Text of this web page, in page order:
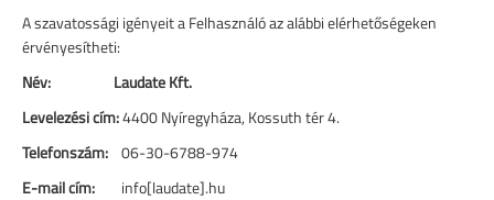
A szavatossági igényeit a Felhasználó az alábbi elérhetőségeken
érvényesítheti:
Név: Laudate Kft.
Levelezési cím:4400 Nyíregyháza, Kossuth tér 4.
Telefonszám: 06-30-6788-974
E-mail cím: info[laudate].hu